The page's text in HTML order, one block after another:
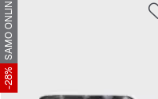
SAMO ONLINE
-28%